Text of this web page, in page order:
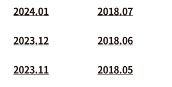
2024.01
2023.12
2023.11
2018.07
2018.06
2018.05